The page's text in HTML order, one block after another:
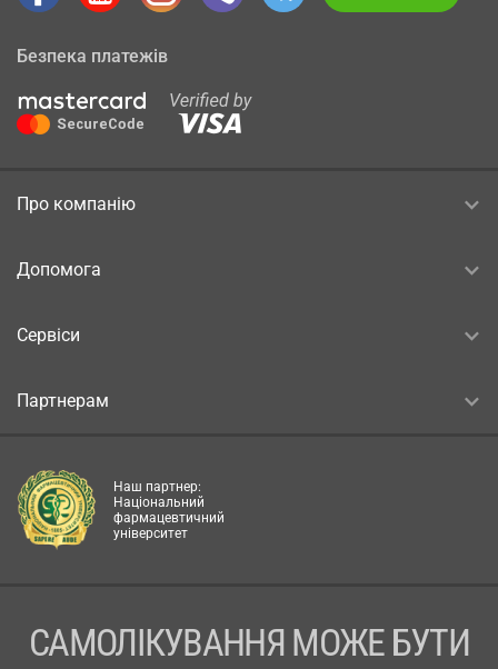
Безпека платежів
Про компанію
Допомога
Сервіси
Партнерам
Наш партнер:
Національний
фармацевтичний
університет
САМОЛІКУВАННЯ МОЖЕ БУТИ